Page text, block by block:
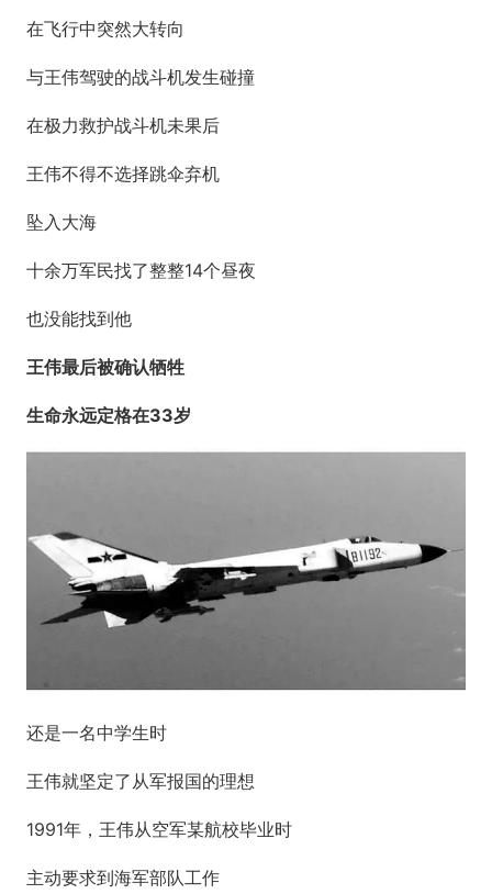
在飞行中突然大转向
与王伟驾驶的战斗机发生碰撞
在极力救护战斗机未果后
王伟不得不选择跳伞弃机
坠入大海
十余万军民找了整整14个昼夜
也没能找到他
王伟最后被确认牺牲
生命永远定格在33岁
还是一名中学生时
王伟就坚定了从军报国的理想
1991年，王伟从空军某航校毕业时
主动要求到海军部队工作